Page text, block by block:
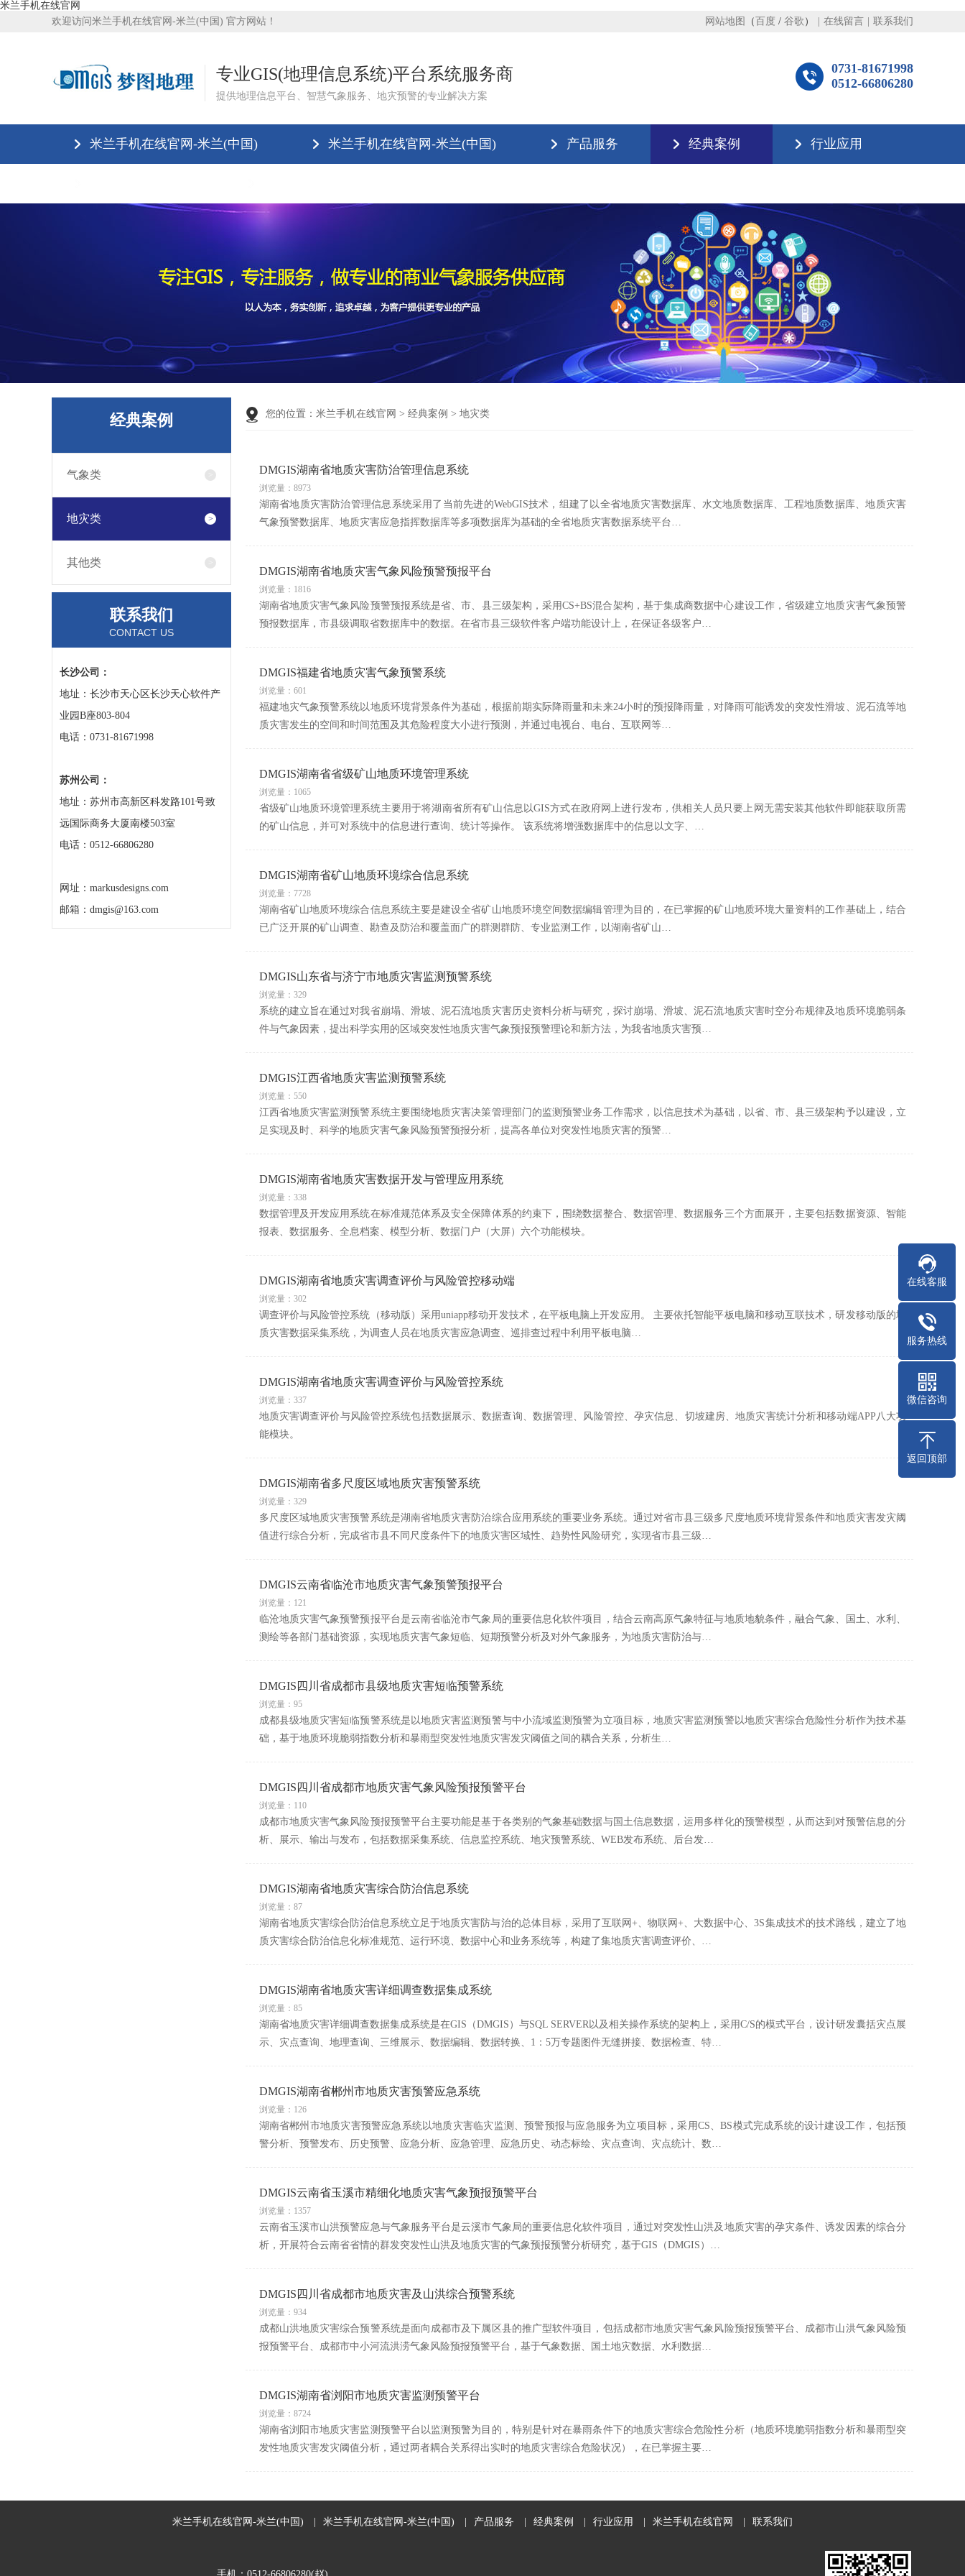
米兰手机在线官网
欢迎访问米兰手机在线官网-米兰(中国) 官方网站！
网站地图 （ 百度 / 谷歌 ） 在线留言 联系我们
专业GIS(地理信息系统)平台系统服务商
提供地理信息平台、智慧气象服务、地灾预警的专业解决方案
0731-81671998
0512-66806280
米兰手机在线官网-米兰(中国) 米兰手机在线官网-米兰(中国) 产品服务 经典案例 行业应用
经典案例
气象类
地灾类
其他类
联系我们
CONTACT US
长沙公司：
地址：长沙市天心区长沙天心软件产
业园B座803-804
电话：0731-81671998
苏州公司：
地址：苏州市高新区科发路101号致
远国际商务大厦南楼503室
电话：0512-66806280
网址：markusdesigns.com
邮箱：dmgis@163.com
您的位置： 米兰手机在线官网 > 经典案例 > 地灾类
DMGIS湖南省地质灾害防治管理信息系统
浏览量：8973
湖南省地质灾害防治管理信息系统采用了当前先进的WebGIS技术，组建了以全省地质灾害数据库、水文地质数据库、工程地质数据库、地质灾害
气象预警数据库、地质灾害应急指挥数据库等多项数据库为基础的全省地质灾害数据系统平台…
DMGIS湖南省地质灾害气象风险预警预报平台
浏览量：1816
湖南省地质灾害气象风险预警预报系统是省、市、县三级架构，采用CS+BS混合架构，基于集成商数据中心建设工作，省级建立地质灾害气象预警
预报数据库，市县级调取省数据库中的数据。在省市县三级软件客户端功能设计上，在保证各级客户…
DMGIS福建省地质灾害气象预警系统
浏览量：601
福建地灾气象预警系统以地质环境背景条件为基础，根据前期实际降雨量和未来24小时的预报降雨量，对降雨可能诱发的突发性滑坡、泥石流等地
质灾害发生的空间和时间范围及其危险程度大小进行预测，并通过电视台、电台、互联网等…
DMGIS湖南省省级矿山地质环境管理系统
浏览量：1065
省级矿山地质环境管理系统主要用于将湖南省所有矿山信息以GIS方式在政府网上进行发布，供相关人员只要上网无需安装其他软件即能获取所需
的矿山信息，并可对系统中的信息进行查询、统计等操作。 该系统将增强数据库中的信息以文字、…
DMGIS湖南省矿山地质环境综合信息系统
浏览量：7728
湖南省矿山地质环境综合信息系统主要是建设全省矿山地质环境空间数据编辑管理为目的，在已掌握的矿山地质环境大量资料的工作基础上，结合
已广泛开展的矿山调查、勘查及防治和覆盖面广的群测群防、专业监测工作，以湖南省矿山…
DMGIS山东省与济宁市地质灾害监测预警系统
浏览量：329
系统的建立旨在通过对我省崩塌、滑坡、泥石流地质灾害历史资料分析与研究，探讨崩塌、滑坡、泥石流地质灾害时空分布规律及地质环境脆弱条
件与气象因素，提出科学实用的区域突发性地质灾害气象预报预警理论和新方法，为我省地质灾害预…
DMGIS江西省地质灾害监测预警系统
浏览量：550
江西省地质灾害监测预警系统主要围绕地质灾害决策管理部门的监测预警业务工作需求，以信息技术为基础，以省、市、县三级架构予以建设，立
足实现及时、科学的地质灾害气象风险预警预报分析，提高各单位对突发性地质灾害的预警…
DMGIS湖南省地质灾害数据开发与管理应用系统
浏览量：338
数据管理及开发应用系统在标准规范体系及安全保障体系的约束下，围绕数据整合、数据管理、数据服务三个方面展开，主要包括数据资源、智能
报表、数据服务、全息档案、模型分析、数据门户（大屏）六个功能模块。
DMGIS湖南省地质灾害调查评价与风险管控移动端
浏览量：302
调查评价与风险管控系统（移动版）采用uniapp移动开发技术，在平板电脑上开发应用。 主要依托智能平板电脑和移动互联技术，研发移动版的地
质灾害数据采集系统，为调查人员在地质灾害应急调查、巡排查过程中利用平板电脑…
DMGIS湖南省地质灾害调查评价与风险管控系统
浏览量：337
地质灾害调查评价与风险管控系统包括数据展示、数据查询、数据管理、风险管控、孕灾信息、切坡建房、地质灾害统计分析和移动端APP八大功
能模块。
DMGIS湖南省多尺度区域地质灾害预警系统
浏览量：329
多尺度区域地质灾害预警系统是湖南省地质灾害防治综合应用系统的重要业务系统。通过对省市县三级多尺度地质环境背景条件和地质灾害发灾阈
值进行综合分析，完成省市县不同尺度条件下的地质灾害区域性、趋势性风险研究，实现省市县三级…
DMGIS云南省临沧市地质灾害气象预警预报平台
浏览量：121
临沧地质灾害气象预警预报平台是云南省临沧市气象局的重要信息化软件项目，结合云南高原气象特征与地质地貌条件，融合气象、国土、水利、
测绘等各部门基础资源，实现地质灾害气象短临、短期预警分析及对外气象服务，为地质灾害防治与…
DMGIS四川省成都市县级地质灾害短临预警系统
浏览量：95
成都县级地质灾害短临预警系统是以地质灾害监测预警与中小流域监测预警为立项目标，地质灾害监测预警以地质灾害综合危险性分析作为技术基
础，基于地质环境脆弱指数分析和暴雨型突发性地质灾害发灾阈值之间的耦合关系，分析生…
DMGIS四川省成都市地质灾害气象风险预报预警平台
浏览量：110
成都市地质灾害气象风险预报预警平台主要功能是基于各类别的气象基础数据与国土信息数据，运用多样化的预警模型，从而达到对预警信息的分
析、展示、输出与发布，包括数据采集系统、信息监控系统、地灾预警系统、WEB发布系统、后台发…
DMGIS湖南省地质灾害综合防治信息系统
浏览量：87
湖南省地质灾害综合防治信息系统立足于地质灾害防与治的总体目标，采用了互联网+、物联网+、大数据中心、3S集成技术的技术路线，建立了地
质灾害综合防治信息化标准规范、运行环境、数据中心和业务系统等，构建了集地质灾害调查评价、…
DMGIS湖南省地质灾害详细调查数据集成系统
浏览量：85
湖南省地质灾害详细调查数据集成系统是在GIS（DMGIS）与SQL SERVER以及相关操作系统的架构上，采用C/S的模式平台，设计研发囊括灾点展
示、灾点查询、地理查询、三维展示、数据编辑、数据转换、1：5万专题图件无缝拼接、数据检查、特…
DMGIS湖南省郴州市地质灾害预警应急系统
浏览量：126
湖南省郴州市地质灾害预警应急系统以地质灾害临灾监测、预警预报与应急服务为立项目标，采用CS、BS模式完成系统的设计建设工作，包括预
警分析、预警发布、历史预警、应急分析、应急管理、应急历史、动态标绘、灾点查询、灾点统计、数…
DMGIS云南省玉溪市精细化地质灾害气象预报预警平台
浏览量：1357
云南省玉溪市山洪预警应急与气象服务平台是云溪市气象局的重要信息化软件项目，通过对突发性山洪及地质灾害的孕灾条件、诱发因素的综合分
析，开展符合云南省省情的群发突发性山洪及地质灾害的气象预报预警分析研究，基于GIS（DMGIS）…
DMGIS四川省成都市地质灾害及山洪综合预警系统
浏览量：934
成都山洪地质灾害综合预警系统是面向成都市及下属区县的推广型软件项目，包括成都市地质灾害气象风险预报预警平台、成都市山洪气象风险预
报预警平台、成都市中小河流洪涝气象风险预报预警平台，基于气象数据、国土地灾数据、水利数据…
DMGIS湖南省浏阳市地质灾害监测预警平台
浏览量：8724
湖南省浏阳市地质灾害监测预警平台以监测预警为目的，特别是针对在暴雨条件下的地质灾害综合危险性分析（地质环境脆弱指数分析和暴雨型突
发性地质灾害发灾阈值分析，通过两者耦合关系得出实时的地质灾害综合危险状况），在已掌握主要…
米兰手机在线官网-米兰(中国) 米兰手机在线官网-米兰(中国) 产品服务 经典案例 行业应用 米兰手机在线官网 联系我们
在线客服
服务热线
微信咨询
返回顶部